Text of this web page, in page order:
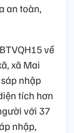
an toàn,
về
xã Mai
nhập
tích hơn
với 37
nhập,